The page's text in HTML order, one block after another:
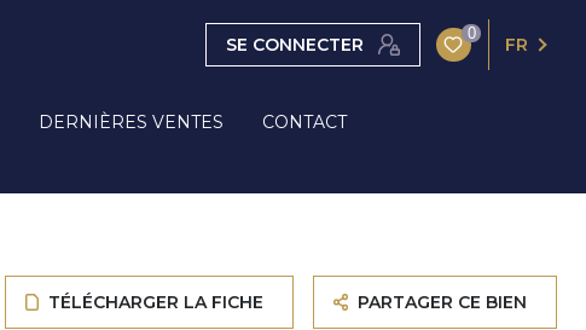
SE CONNECTER
0
FR
DERNIÈRES VENTES CONTACT
TÉLÉCHARGER LA FICHE PARTAGER CE BIEN